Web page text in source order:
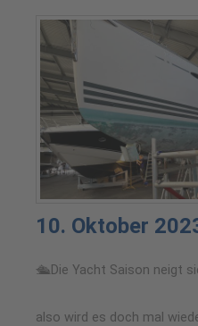
10. Oktober
🛳️Die Yacht Saison neigt
also wird es doch mal